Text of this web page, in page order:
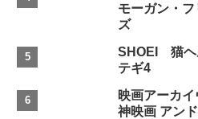
モーガン・
ズ
SHOEI 猫
テギ4
映画アーカ
神映画 アン